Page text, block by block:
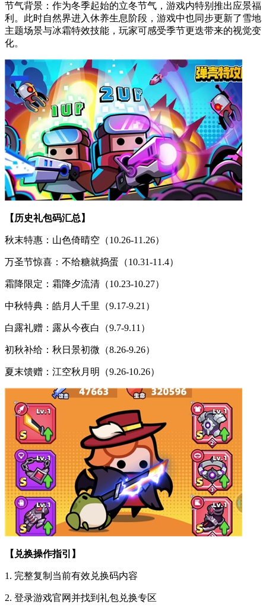
节气背景：作为冬季起始的立冬节气，游戏内特别推出应景福
利。此时自然界进入休养生息阶段，游戏中也同步更新了雪地
主题场景与冰霜特效技能，玩家可感受季节更迭带来的视觉变
化。
【历史礼包码汇总】
秋末特惠：山色倚晴空（10.26-11.26）
万圣节惊喜：不给糖就捣蛋（10.31-11.4）
霜降限定：霜降夕流清（10.23-10.27）
中秋特典：皓月人千里（9.17-9.21）
白露礼赠：露从今夜白（9.7-9.11）
初秋补给：秋日景初微（8.26-9.26）
夏末馈赠：江空秋月明（9.26-10.26）
【兑换操作指引】
1. 完整复制当前有效兑换码内容
2. 登录游戏官网并找到礼包兑换专区